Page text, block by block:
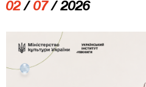
02/ 07 / 2026